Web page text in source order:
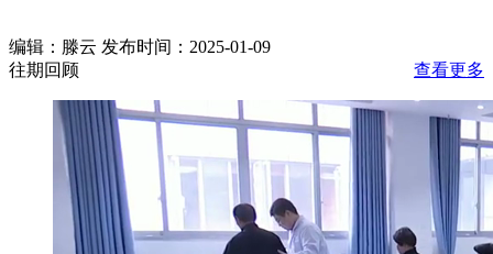
编辑：滕云 发布时间：2025-01-09
往期回顾
查看更多